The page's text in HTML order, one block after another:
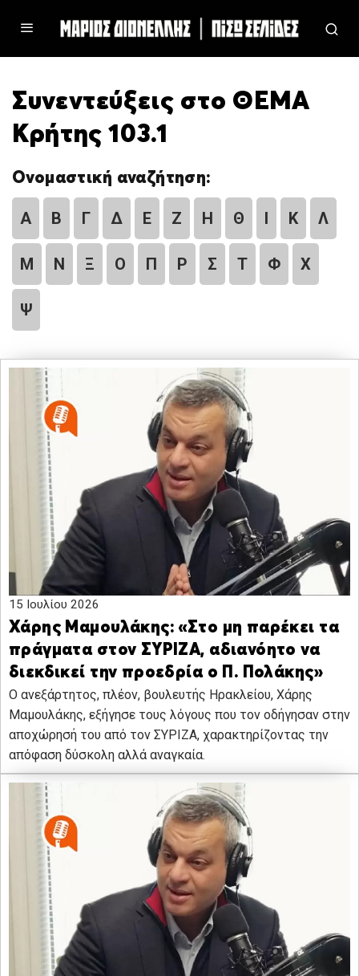
Συνεντεύξεις στο ΘΕΜΑ
Κρήτης 103.1
Ονομαστική αναζήτηση:
Α Β Γ Δ Ε Ζ Η Θ Ι Κ Λ
Μ Ν Ξ Ο Π Ρ Σ Τ Φ Χ
Ψ
15 Ιουλίου 2026
Χάρης Μαμουλάκης: «Στο μη παρέκει τα
πράγματα στον ΣΥΡΙΖΑ, αδιανόητο να
διεκδικεί την προεδρία ο Π. Πολάκης»
Ο ανεξάρτητος, πλέον, βουλευτής Ηρακλείου, Χάρης
Μαμουλάκης, εξήγησε τους λόγους που τον οδήγησαν στην
αποχώρησή του από τον ΣΥΡΙΖΑ, χαρακτηρίζοντας την
απόφαση δύσκολη αλλά αναγκαία.